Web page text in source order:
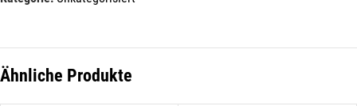
Ähnliche Produkte
unseres Unternehmens.